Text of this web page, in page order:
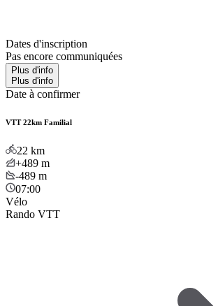
Dates d'inscription
Pas encore communiquées
Plus d'info
Plus d'info
Date à confirmer
VTT 22km Familial
22 km
+489 m
-489 m
07:00
Vélo
Rando VTT